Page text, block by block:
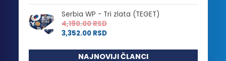
Serbia WP - Tri zlata (TEGET)
4,190.00RSD
3,352.00 RSD
NAJNOVIJI ČLANCI